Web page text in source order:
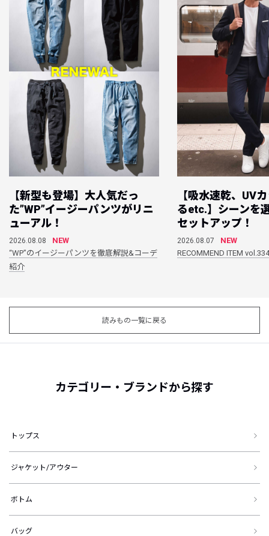
【新型も登場】大人気だっ
た”WP”イージーパンツがリニ
ューアル！
2026.08.08
NEW
“WP”のイージーパンツを徹底解説&コーデ
紹介
【吸水速乾、UV
るetc.】シーンを
セットアップ！
2026.08.07
NEW
RECOMMEND ITEM vol.334
読みもの一覧に戻る
カテゴリー・ブランドから探す
トップス
ジャケット/アウター
ボトム
バッグ